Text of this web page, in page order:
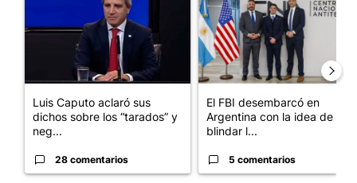
Luis Caputo aclaró sus
dichos sobre los “tarados” y
neg...
28 comentarios
El FBI desembarcó en
Argentina con la idea de
blindar l...
5 comentarios